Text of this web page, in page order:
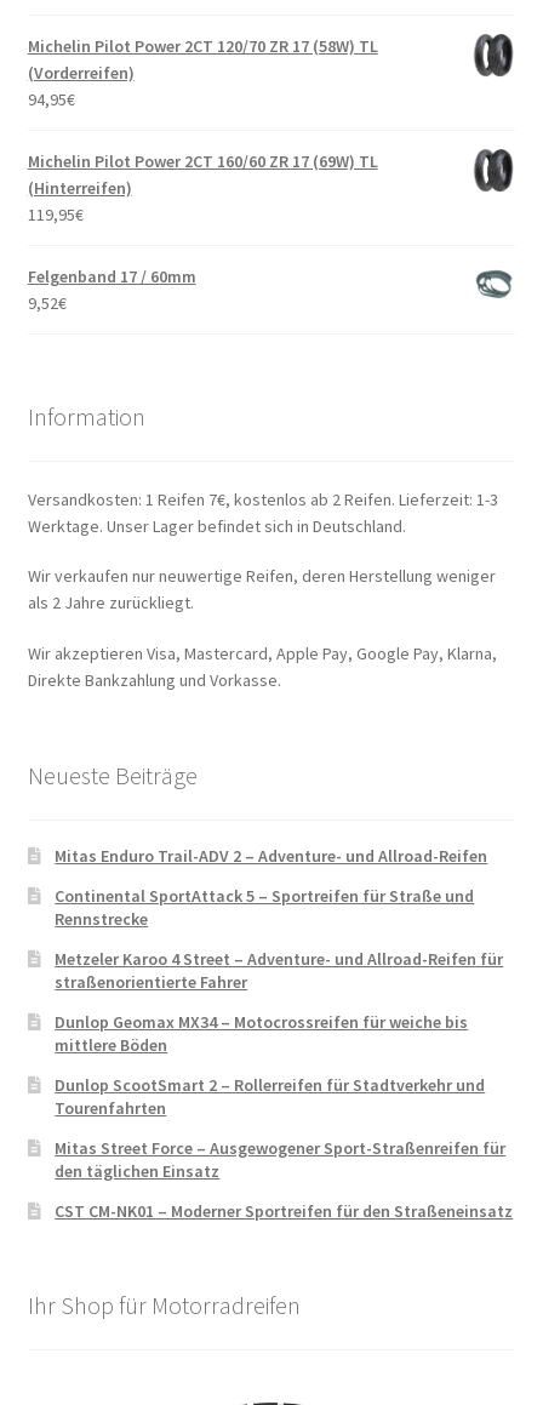
Michelin Pilot Power 2CT 120/70 ZR 17 (58W) TL
(Vorderreifen)
94,95€
Michelin Pilot Power 2CT 160/60 ZR 17 (69W) TL
(Hinterreifen)
119,95€
Felgenband 17 / 60mm
9,52€
Information
Versandkosten: 1 Reifen 7€, kostenlos ab 2 Reifen. Lieferzeit: 1-3
Werktage. Unser Lager befindet sich in Deutschland.
Wir verkaufen nur neuwertige Reifen, deren Herstellung weniger
als 2 Jahre zurückliegt.
Wir akzeptieren Visa, Mastercard, Apple Pay, Google Pay, Klarna,
Direkte Bankzahlung und Vorkasse.
Neueste Beiträge
Mitas Enduro Trail-ADV 2 – Adventure- und Allroad-Reifen
Continental SportAttack 5 – Sportreifen für Straße und
Rennstrecke
Metzeler Karoo 4 Street – Adventure- und Allroad-Reifen für
straßenorientierte Fahrer
Dunlop Geomax MX34 – Motocrossreifen für weiche bis
mittlere Böden
Dunlop ScootSmart 2 – Rollerreifen für Stadtverkehr und
Tourenfahrten
Mitas Street Force – Ausgewogener Sport-Straßenreifen für
den täglichen Einsatz
CST CM-NK01 – Moderner Sportreifen für den Straßeneinsatz
Ihr Shop für Motorradreifen